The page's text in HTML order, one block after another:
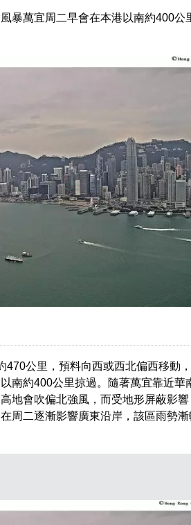
暴萬宜周二早會在本港以南約400公
470公里，預料向西或西北偏西移動
南約400公里掠過。隨著萬宜靠近華
地會吹偏北強風，而受地形屏蔽影
周二逐漸影響廣東沿岸，該區雨勢